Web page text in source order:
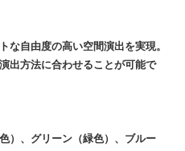
な自由度の高い空間演出を実現。
出方法に合わせることが可能で
）、グリーン（緑色）、ブルー